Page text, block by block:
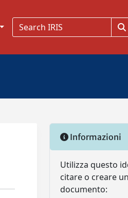
Informazioni
Utilizza questo
citare o creare
documento: